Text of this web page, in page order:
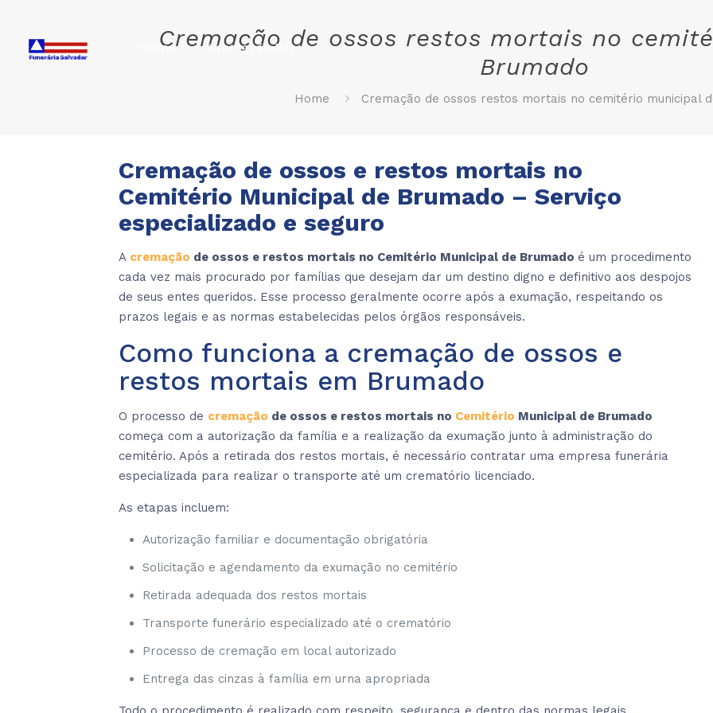
Home Cremação Pet
Cremação de ossos restos mortais no
Brumado
Home Cremação de ossos restos mortais no cemitério municipal
Cremação de ossos e restos mortais no
Cemitério Municipal de Brumado – Serviço
especializado e seguro
A cremação de ossos e restos mortais no Cemitério Municipal de Brumadoé um procedimento
cada vez mais procurado por famílias que desejam dar um destino digno e definitivo aos despojos
de seus entes queridos. Esse processo geralmente ocorre após a exumação, respeitando os
prazos legais e as normas estabelecidas pelos órgãos responsáveis.
Como funciona a cremação de ossos e
restos mortais em Brumado
O processo de cremação de ossos e restos mortais no Cemitério Municipal de Brumado
começa com a autorização da família e a realização da exumação junto à administração do
cemitério. Após a retirada dos restos mortais, é necessário contratar uma empresa funerária
especializada para realizar o transporte até um crematório licenciado.
As etapas incluem:
Autorização familiar e documentação obrigatória
Solicitação e agendamento da exumação no cemitério
Retirada adequada dos restos mortais
Transporte funerário especializado até o crematório
Processo de cremação em local autorizado
Entrega das cinzas à família em urna apropriada